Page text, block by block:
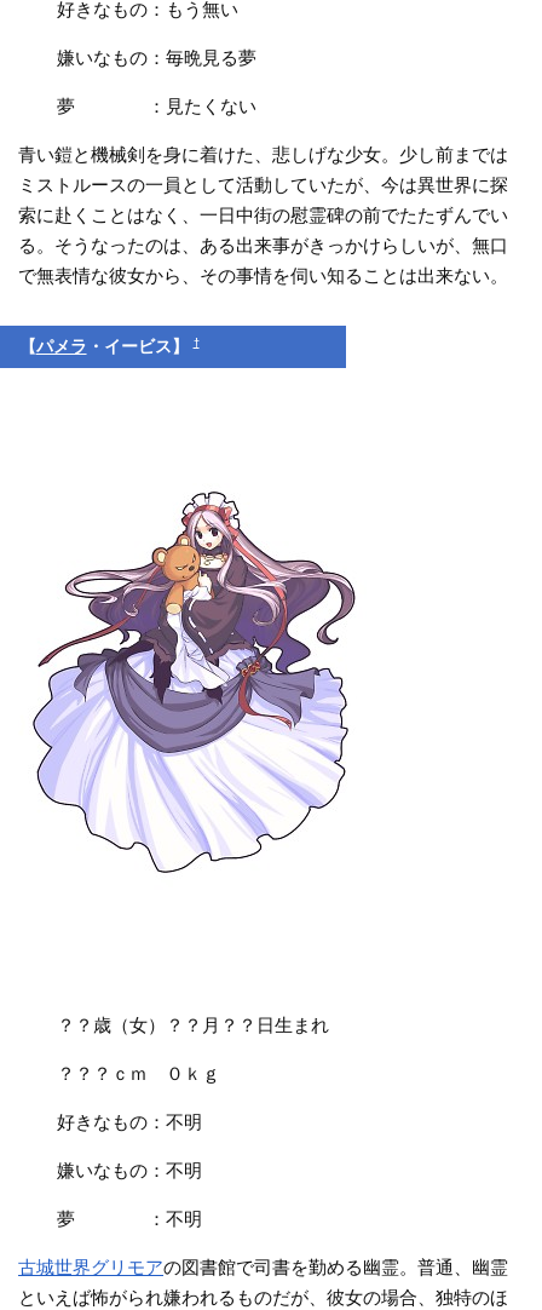
好きなもの：もう無い
嫌いなもの：毎晩見る夢
夢 ：見たくない
青い鎧と機械剣を身に着けた、悲しげな少女。少し前までは
ミストルースの一員として活動していたが、今は異世界に探
索に赴くことはなく、一日中街の慰霊碑の前でたたずんでい
る。そうなったのは、ある出来事がきっかけらしいが、無口
で無表情な彼女から、その事情を伺い知ることは出来ない。
【パメラ ・イービス】†
？？歳（女）？？月？？日生まれ
？？？ｃｍ ０ｋｇ
好きなもの：不明
嫌いなもの：不明
夢 ：不明
古城世界グリモアの図書館で司書を勤める幽霊。普通、幽霊
といえば怖がられ嫌われるものだが、彼女の場合、独特のほ